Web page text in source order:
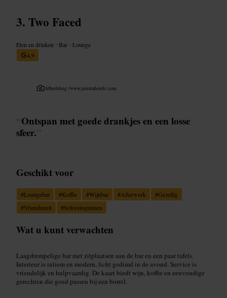
Two Faced
Eten en drinken • Bar • Lounge
4,9
Afbeelding /www.pointahotels.com
“Ontspan met goede drankjes en een losse
sfeer.”
Geschikt voor
#Loungebar #Koffie #Wijnbar #Afterwork #Gezellig
#Vriendenuit #Soloontspannen
Wat u kunt verwachten
Laagdrempelige bar met zitplaatsen aan de bar en een paar tafels.
Interieur is intiem en modern, licht gedimd in de avond. Service is
vriendelijk en hulpvaardig. De kaart biedt wijn, koffie en eenvoudige
gerechten die goed passen bij een borrel.